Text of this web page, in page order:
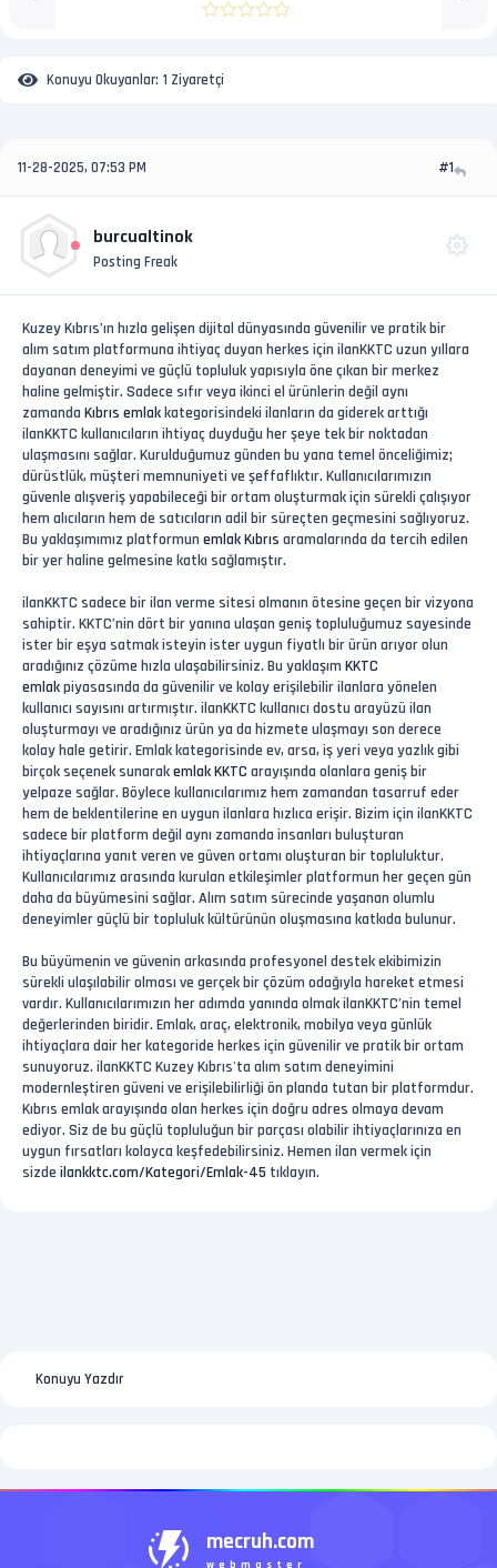
Konuyu Okuyanlar: 1 Ziyaretçi
11-28-2025, 07:53 PM #1
burcualtinok
Posting Freak
Kuzey Kıbrıs’ın hızla gelişen dijital dünyasında güvenilir ve pratik bir
alım satım platformuna ihtiyaç duyan herkes için ilanKKTC uzun yıllara
dayanan deneyimi ve güçlü topluluk yapısıyla öne çıkan bir merkez
haline gelmiştir. Sadece sıfır veya ikinci el ürünlerin değil aynı
zamanda Kıbrıs emlakkategorisindeki ilanların da giderek arttığı
ilanKKTC kullanıcıların ihtiyaç duyduğu her şeye tek bir noktadan
ulaşmasını sağlar. Kurulduğumuz günden bu yana temel önceliğimiz;
dürüstlük, müşteri memnuniyeti ve şeffaflıktır. Kullanıcılarımızın
güvenle alışveriş yapabileceği bir ortam oluşturmak için sürekli çalışıyor
hem alıcıların hem de satıcıların adil bir süreçten geçmesini sağlıyoruz.
Bu yaklaşımımız platformun emlak Kıbrıs aramalarında da tercih edilen
bir yer haline gelmesine katkı sağlamıştır.
ilanKKTC sadece bir ilan verme sitesi olmanın ötesine geçen bir vizyona
sahiptir. KKTC’nin dört bir yanına ulaşan geniş topluluğumuz sayesinde
ister bir eşya satmak isteyin ister uygun fiyatlı bir ürün arıyor olun
aradığınız çözüme hızla ulaşabilirsiniz. Bu yaklaşım KKTC
emlakpiyasasında da güvenilir ve kolay erişilebilir ilanlara yönelen
kullanıcı sayısını artırmıştır. ilanKKTC kullanıcı dostu arayüzü ilan
oluşturmayı ve aradığınız ürün ya da hizmete ulaşmayı son derece
kolay hale getirir. Emlak kategorisinde ev, arsa, iş yeri veya yazlık gibi
birçok seçenek sunarakemlak KKTC arayışında olanlara geniş bir
yelpaze sağlar. Böylece kullanıcılarımız hem zamandan tasarruf eder
hem de beklentilerine en uygun ilanlara hızlıca erişir. Bizim için ilanKKTC
sadece bir platform değil aynı zamanda insanları buluşturan
ihtiyaçlarına yanıt veren ve güven ortamı oluşturan bir topluluktur.
Kullanıcılarımız arasında kurulan etkileşimler platformun her geçen gün
daha da büyümesini sağlar. Alım satım sürecinde yaşanan olumlu
deneyimler güçlü bir topluluk kültürünün oluşmasına katkıda bulunur.
Bu büyümenin ve güvenin arkasında profesyonel destek ekibimizin
sürekli ulaşılabilir olması ve gerçek bir çözüm odağıyla hareket etmesi
vardır. Kullanıcılarımızın her adımda yanında olmak ilanKKTC’nin temel
değerlerinden biridir. Emlak, araç, elektronik, mobilya veya günlük
ihtiyaçlara dair her kategoride herkes için güvenilir ve pratik bir ortam
sunuyoruz. ilanKKTC Kuzey Kıbrıs'ta alım satım deneyimini
modernleştiren güveni ve erişilebilirliği ön planda tutan bir platformdur.
Kıbrıs emlak arayışında olan herkes için doğru adres olmaya devam
ediyor. Siz de bu güçlü topluluğun bir parçası olabilir ihtiyaçlarınıza en
uygun fırsatları kolayca keşfedebilirsiniz. Hemen ilan vermek için
sizde ilankktc.com/Kategori/Emlak-45 tıklayın.
Konuyu Yazdır
mecruh.com
webmaster